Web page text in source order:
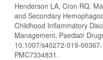
Henderson LA, Cron RQ.
and Secondary
Childhood Inflammatory
Management. Paediatr
10.1007/s40272-019-
PMC7334831.